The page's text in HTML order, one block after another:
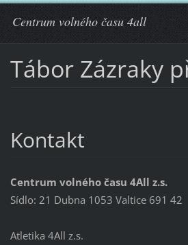
Centrum volného času 4all
Tábor Zázraky
Kontakt
Centrum volného času 4All z.s.
Sídlo: 21 Dubna 1053 Valtice 691 42
Atletika 4All z.s.